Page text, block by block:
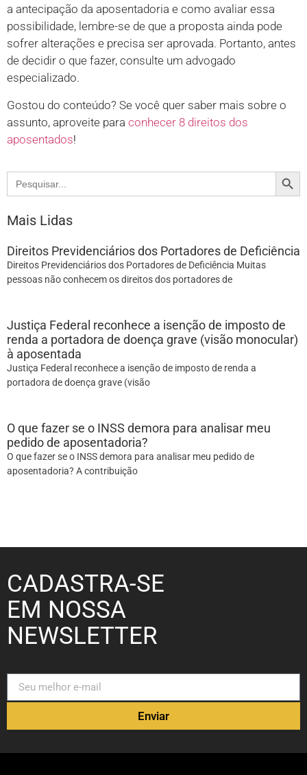
a antecipação da aposentadoria e como avaliar essa
possibilidade, lembre-se de que a proposta ainda pode
sofrer alterações e precisa ser aprovada. Portanto, antes
de decidir o que fazer, consulte um advogado
especializado.
Gostou do conteúdo? Se você quer saber mais sobre o
assunto, aproveite para conhecer 8 direitos dos
aposentados!
Search
for:
Mais Lidas
Direitos Previdenciários dos Portadores de Deficiência
Direitos Previdenciários dos Portadores de Deficiência Muitas
pessoas não conhecem os direitos dos portadores de
Justiça Federal reconhece a isenção de imposto de
renda a portadora de doença grave (visão monocular)
à aposentada
Justiça Federal reconhece a isenção de imposto de renda a
portadora de doença grave (visão
O que fazer se o INSS demora para analisar meu
pedido de aposentadoria?
O que fazer se o INSS demora para analisar meu pedido de
aposentadoria? A contribuição
CADASTRA-SE
EM NOSSA
NEWSLETTER
Enviar